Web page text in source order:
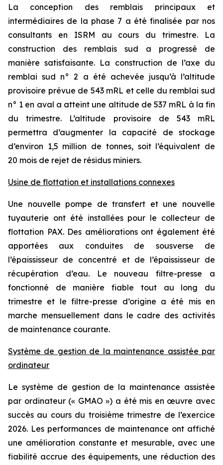
La conception des remblais principaux et
intermédiaires de la phase 7 a été finalisée par nos
consultants en ISRM au cours du trimestre. La
construction des remblais sud a progressé de
manière satisfaisante. La construction de l’axe du
remblai sud n° 2 a été achevée jusqu’à l’altitude
provisoire prévue de 543 mRL et celle du remblai sud
n° 1 en aval a atteint une altitude de 537 mRL à la fin
du trimestre. L’altitude provisoire de 543 mRL
permettra d’augmenter la capacité de stockage
d’environ 1,5 million de tonnes, soit l’équivalent de
20 mois de rejet de résidus miniers.
Usine de flottation et installations connexes
Une nouvelle pompe de transfert et une nouvelle
tuyauterie ont été installées pour le collecteur de
flottation PAX. Des améliorations ont également été
apportées aux conduites de sousverse de
l’épaississeur de concentré et de l’épaississeur de
récupération d’eau. Le nouveau filtre-presse a
fonctionné de manière fiable tout au long du
trimestre et le filtre-presse d’origine a été mis en
marche mensuellement dans le cadre des activités
de maintenance courante.
Système de gestion de la maintenance assistée par
ordinateur
Le système de gestion de la maintenance assistée
par ordinateur (« GMAO ») a été mis en œuvre avec
succès au cours du troisième trimestre de l’exercice
2026. Les performances de maintenance ont affiché
une amélioration constante et mesurable, avec une
fiabilité accrue des équipements, une réduction des